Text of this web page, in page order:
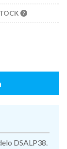
DSALP38.